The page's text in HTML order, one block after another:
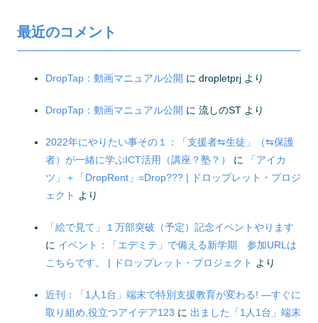
最近のコメント
DropTap：動画マニュアル公開 に dropletprj より
DropTap：動画マニュアル公開 に 流しのST より
2022年にやりたい事その１：「支援者⇆生徒」（⇆保護
者）が一緒に学ぶICT活用（講座？塾？）
に
「アイカ
ツ」＋「DropRent」=Drop??? | ドロップレット・プロジ
ェクト より
「絵で見て」１万部突破（予定）記念イベントやります
に イベント：「エデミテ」で備える新学期 参加URLは
こちらです。 | ドロップレット・プロジェクト より
近刊：「1人1台」端末で特別支援教育が変わる! ―すぐに
取り組め,役立つアイデア123 に 出ました「1人1台」端末